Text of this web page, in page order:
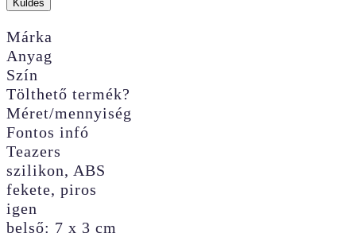
Márka
Anyag
Szín
Tölthető termék?
Méret/mennyiség
Fontos infó
Teazers
szilikon, ABS
fekete, piros
igen
belső: 7 x 3 cm